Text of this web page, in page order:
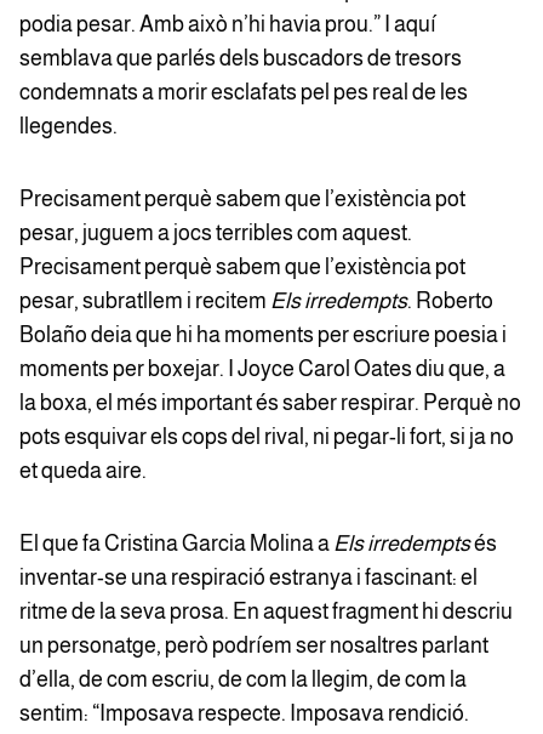
podia pesar. Amb això n’hi havia prou.” I aquí
semblava que parlés dels buscadors de tresors
condemnats a morir esclafats pel pes real de les
llegendes.
Precisament perquè sabem que l’existència pot
pesar, juguem a jocs terribles com aquest.
Precisament perquè sabem que l’existència pot
pesar, subratllem i recitem Els irredempts. Roberto
Bolaño deia que hi ha moments per escriure poesia i
moments per boxejar. I Joyce Carol Oates diu que, a
la boxa, el més important és saber respirar. Perquè no
pots esquivar els cops del rival, ni pegar-li fort, si ja no
et queda aire.
El que fa Cristina Garcia Molina a Els irredemptsés
inventar-se una respiració estranya i fascinant: el
ritme de la seva prosa. En aquest fragment hi descriu
un personatge, però podríem ser nosaltres parlant
d’ella, de com escriu, de com la llegim, de com la
sentim: “Imposava respecte. Imposava rendició.